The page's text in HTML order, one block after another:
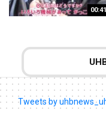
00:41
Tweets by